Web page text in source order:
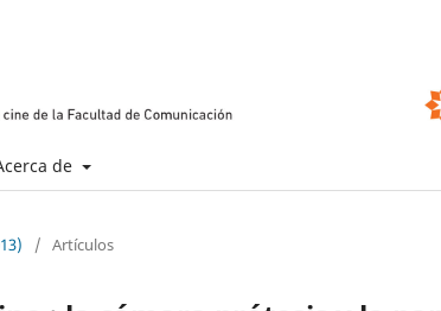
de
/ Artículos